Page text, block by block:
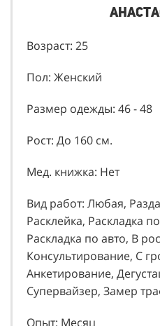
Возраст: 25
Пол: Женский
Размер одежды: 46 - 48
Рост: До 160 см.
Мед. книжка: Нет
Вид работ: Любая,
Расклейка, Раскладка
Раскладка по авто, В
Консультирование, С
Анкетирование,
Супервайзер, Замер
Опыт: Месяц